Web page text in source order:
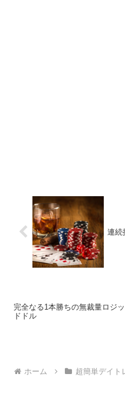
連続
完全なる1本勝ちの無裁量ロジ
ドドル
ホーム 超簡単デイト